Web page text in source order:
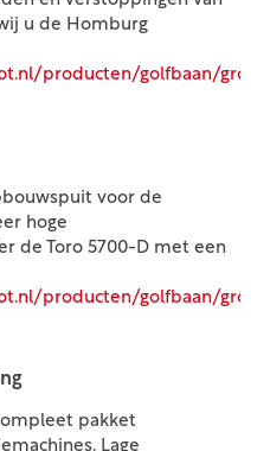
u de Homburg
producten/golfbaan/
voor de
hoge
de Toro 5700-D met een
producten/golfbaan/
pakket
Lage